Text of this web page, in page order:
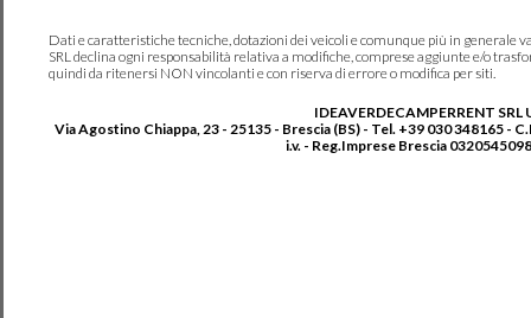
Dati e caratteristiche tecniche, dotazioni dei veicoli e comunque più in generale
SRL declina ogni responsabilità relativa a modifiche, comprese aggiunte e/o
quindi da ritenersi NON vincolanti e con riserva di errore o modifica per siti.
IDEAVERDECAMPERRENT SRL
Via Agostino Chiappa, 23 - 25135 - Brescia (BS) - Tel. +39 030 348165 -
i.v. - Reg.Imprese Brescia